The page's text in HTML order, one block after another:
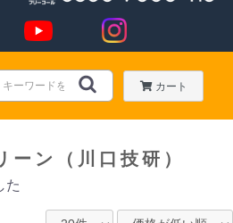
カート
ーン（川口技研）
た